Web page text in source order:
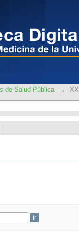
de Salud Pública →